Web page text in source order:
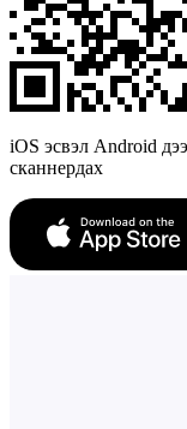
iOS эсвэл Android
сканнердах